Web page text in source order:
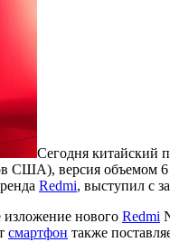
Сегодня китайский
США), версия
Redmi, выступил с
изложение нового Redmi
смартфон также